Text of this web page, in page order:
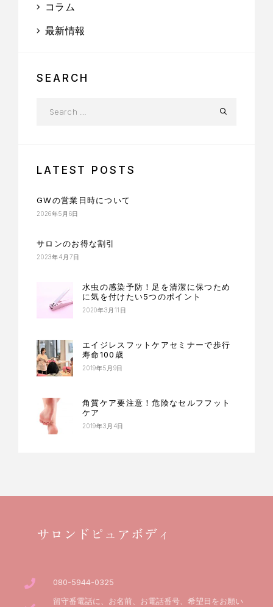
コラム
最新情報
SEARCH
LATEST POSTS
GWの営業日時について
2026年5月6日
サロンのお得な割引
2023年4月7日
水虫の感染予防！足を清潔に保つため
に気を付けたい5つのポイント
2020年3月11日
エイジレスフットケアセミナーで歩行
寿命100歳
2019年5月9日
角質ケア要注意！危険なセルフフット
ケア
2019年3月4日
サロンドピュアボディ
080-5944-0325
留守番電話に、お名前、お電話番号、希望日をお願い